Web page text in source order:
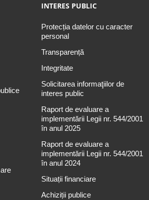
INTERES PUBLIC
Protecția datelor cu caracter
personal
Transparență
Integritate
Solicitarea informaţiilor de
interes public
Raport de evaluare a
implementării Legii nr. 544/2001
în anul 2025
Raport de evaluare a
implementării Legii nr. 544/2001
în anul 2024
Situații financiare
Achiziții publice